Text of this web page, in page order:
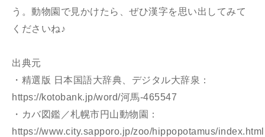
う。動物園で見かけたら、ぜひ漢字を思い出してみて
くださいね♪
出典元
・精選版 日本国語大辞典、デジタル大辞泉：
https://kotobank.jp/word/河馬-465547
・カバ図鑑／札幌市円山動物園：
https://www.city.sapporo.jp/zoo/hippopotamus/index.html